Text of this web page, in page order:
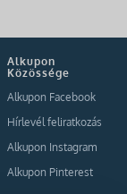
Alkupon
Közössége
Alkupon Facebook
Hírlevél feliratkozás
Alkupon Instagram
Alkupon Pinterest